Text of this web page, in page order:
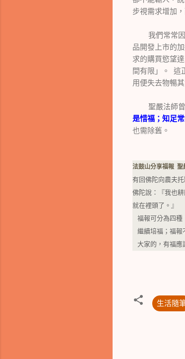
步視需求增加
我們常常因
品開發上市的
求的購買慾望
間有限」。 這
用便失去物暢
聖嚴法師曾
是惜福；知足
也需除舊。
法鼓山分享福報 聖
有回佛陀向農夫
佛陀說：『我也
就在裡頭了。』
福報可分為四種
繼續培福；福報
大家的，有福應
生活隨